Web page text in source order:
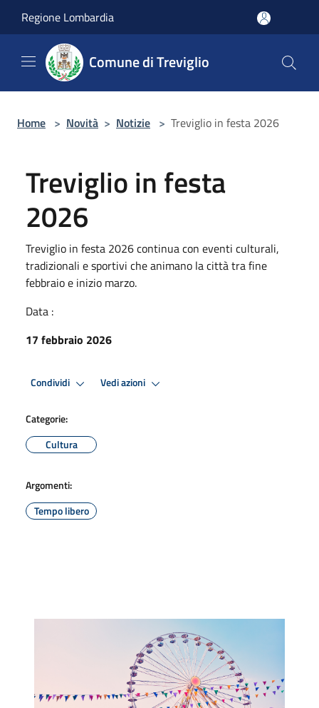
Regione Lombardia
Comune di Treviglio
Home > Novità > Notizie > Treviglio in festa 2026
Treviglio in festa
2026
Treviglio in festa 2026 continua con eventi culturali,
tradizionali e sportivi che animano la città tra fine
febbraio e inizio marzo.
Data :
17 febbraio 2026
Condividi Vedi azioni
Categorie:
Cultura
Argomenti:
Tempo libero